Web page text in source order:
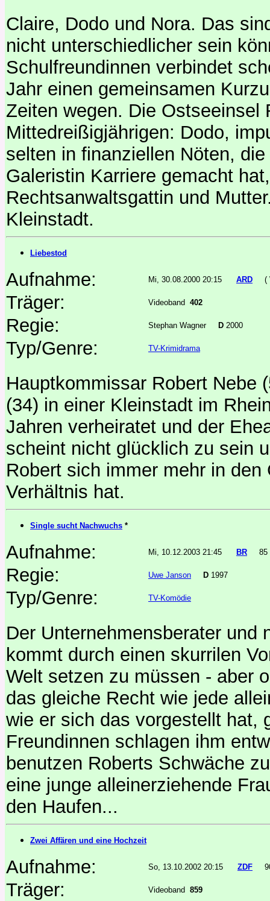
Claire, Dodo und Nora. Das
nicht unterschiedlicher sein
Schulfreundinnen verbindet
Jahr einen gemeinsamen
Zeiten wegen. Die Ostseeinsel
Mittedreißigjährigen: Dodo,
selten in finanziellen Nöten,
Galeristin Karriere gemacht
Rechtsanwaltsgattin und
Kleinstadt.
Liebestod
Aufnahme: Mi, 30.08.2000 20:15 ARD (
Träger: Videoband 402
Regie: Stephan Wagner D 2000
Typ/Genre: TV-Krimidrama
Hauptkommissar Robert Nebe
(34) in einer Kleinstadt im
Jahren verheiratet und der
scheint nicht glücklich zu sein
Robert sich immer mehr in
Verhältnis hat.
Single sucht Nachwuchs *
Aufnahme: Mi, 10.12.2003 21:45 BR 85
Regie: Uwe Janson D 1997
Typ/Genre: TV-Komödie
Der Unternehmensberater und
kommt durch einen skurrilen
Welt setzen zu müssen - aber
das gleiche Recht wie jede
wie er sich das vorgestellt hat,
Freundinnen schlagen ihm
benutzen Roberts Schwäche
eine junge alleinerziehende
den Haufen...
Zwei Affären und eine Hochzeit
Aufnahme: So, 13.10.2002 20:15 ZDF
Träger: Videoband 859